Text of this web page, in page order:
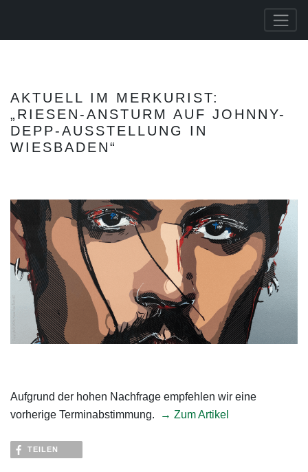
AKTUELL IM MERKURIST:
„RIESEN-ANSTURM AUF JOHNNY-
DEPP-AUSSTELLUNG IN
WIESBADEN“
Aufgrund der hohen Nachfrage empfehlen wir eine
vorherige Terminabstimmung.
→ Zum Artikel
TEILEN